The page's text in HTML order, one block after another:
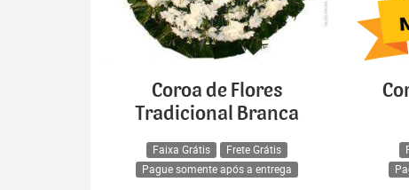
Coroa de Flores
Tradicional Branca
Faixa Grátis
Frete Grátis
Pague somente após a entrega